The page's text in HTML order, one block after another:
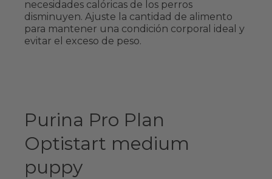
necesidades calóricas de los perros
disminuyen. Ajuste la cantidad de alimento
para mantener una condición corporal ideal y
evitar el exceso de peso.
Purina Pro Plan
Optistart medium
puppy